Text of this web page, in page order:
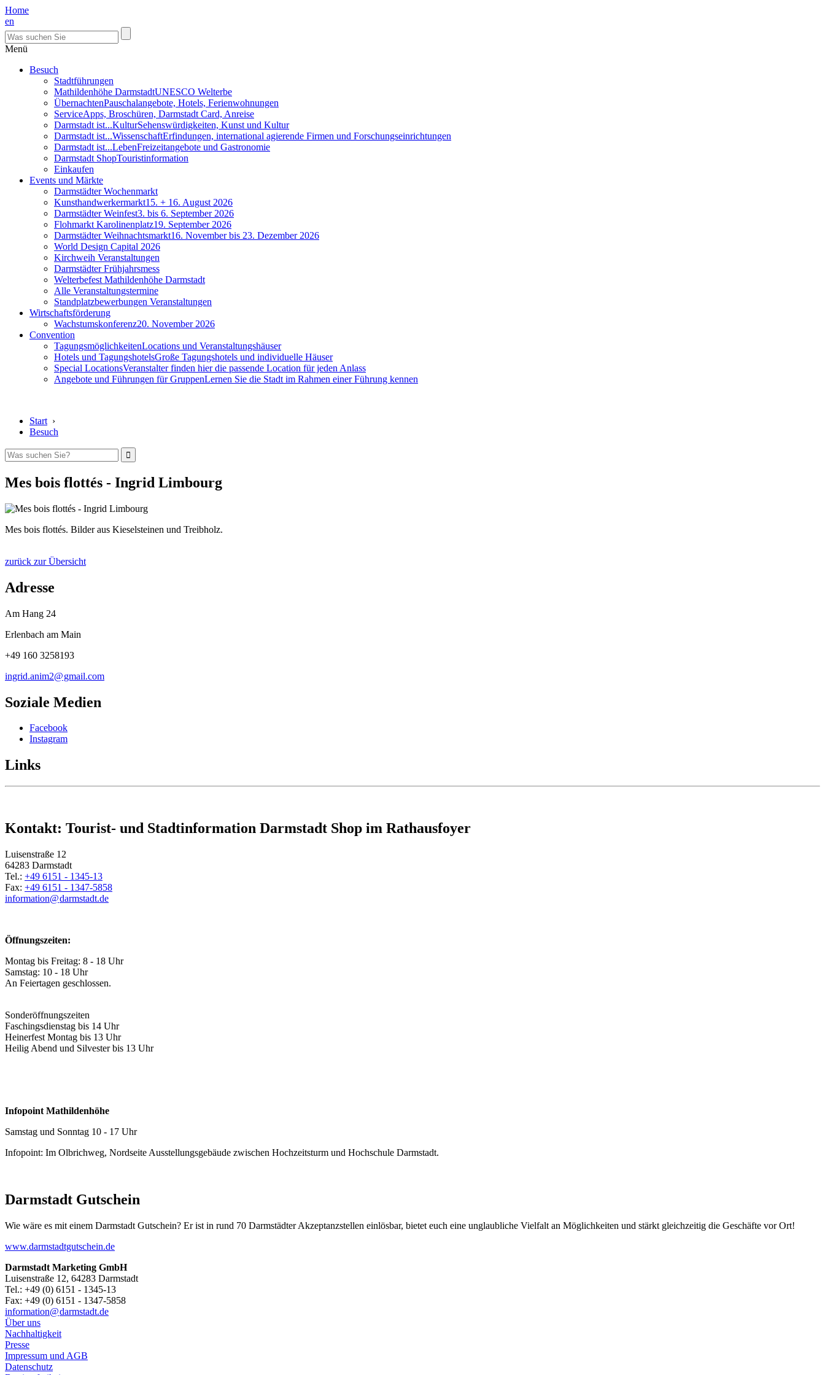
Home
en
Menü
Besuch
Stadtführungen
Mathildenhöhe DarmstadtUNESCO Welterbe
ÜbernachtenPauschalangebote, Hotels, Ferienwohnungen
ServiceApps, Broschüren, Darmstadt Card, Anreise
Darmstadt ist...KulturSehenswürdigkeiten, Kunst und Kultur
Darmstadt ist...WissenschaftErfindungen, international agierende Firmen und Forschungseinrichtungen
Darmstadt ist...LebenFreizeitangebote und Gastronomie
Darmstadt ShopTouristinformation
Einkaufen
Events und Märkte
Darmstädter Wochenmarkt
Kunsthandwerkermarkt15. + 16. August 2026
Darmstädter Weinfest3. bis 6. September 2026
Flohmarkt Karolinenplatz19. September 2026
Darmstädter Weihnachtsmarkt16. November bis 23. Dezember 2026
World Design Capital 2026
Kirchweih Veranstaltungen
Darmstädter Frühjahrsmess
Welterbefest Mathildenhöhe Darmstadt
Alle Veranstaltungstermine
Standplatzbewerbungen Veranstaltungen
Wirtschaftsförderung
Wachstumskonferenz20. November 2026
Convention
TagungsmöglichkeitenLocations und Veranstaltungshäuser
Hotels und TagungshotelsGroße Tagungshotels und individuelle Häuser
Special LocationsVeranstalter finden hier die passende Location für jeden Anlass
Angebote und Führungen für GruppenLernen Sie die Stadt im Rahmen einer Führung kennen
Start ›
Besuch
Mes bois flottés - Ingrid Limbourg
Mes bois flottés. Bilder aus Kieselsteinen und Treibholz.
zurück zur Übersicht
Adresse
Am Hang 24
Erlenbach am Main
+49 160 3258193
ingrid.anim2@gmail.com
Soziale Medien
Facebook
Instagram
Links
Kontakt: Tourist- und Stadtinformation Darmstadt Shop im Rathausfoyer
Luisenstraße 12
64283 Darmstadt
Tel.: +49 6151 - 1345-13
Fax: +49 6151 - 1347-5858
information@darmstadt.de
Öffnungszeiten:
Montag bis Freitag: 8 - 18 Uhr
Samstag: 10 - 18 Uhr
An Feiertagen geschlossen.
Sonderöffnungszeiten
Faschingsdienstag bis 14 Uhr
Heinerfest Montag bis 13 Uhr
Heilig Abend und Silvester bis 13 Uhr
Infopoint Mathildenhöhe
Samstag und Sonntag 10 - 17 Uhr
Infopoint: Im Olbrichweg, Nordseite Ausstellungsgebäude zwischen Hochzeitsturm und Hochschule Darmstadt.
Darmstadt Gutschein
Wie wäre es mit einem Darmstadt Gutschein? Er ist in rund 70 Darmstädter Akzeptanzstellen einlösbar, bietet euch eine unglaubliche Vielfalt an Möglichkeiten und stärkt gleichzeitig die Geschäfte vor Ort!
www.darmstadtgutschein.de
Darmstadt Marketing GmbH
Luisenstraße 12, 64283 Darmstadt
Tel.: +49 (0) 6151 - 1345-13
Fax: +49 (0) 6151 - 1347-5858
information@darmstadt.de
Über uns
Nachhaltigkeit
Presse
Impressum und AGB
Datenschutz